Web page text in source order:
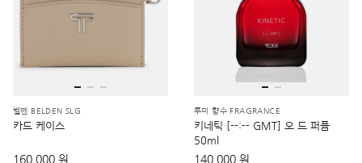
벨덴 BELDEN SLG
카드 케이스
160,000 원
투미 향수 FRAGRANCE
키네틱 [--:-- GMT] 오 드 퍼퓸
50ml
140,000 원